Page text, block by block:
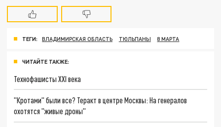
ТЕГИ: ВЛАДИМИРСКАЯ ОБЛАСТЬ ТЮЛЬПАНЫ 8 МАРТА
ЧИТАЙТЕ ТАКЖЕ:
Технофашисты XXI века
"Кротами" были все? Теракт в центре Москвы: На генералов
охотятся "живые дроны"